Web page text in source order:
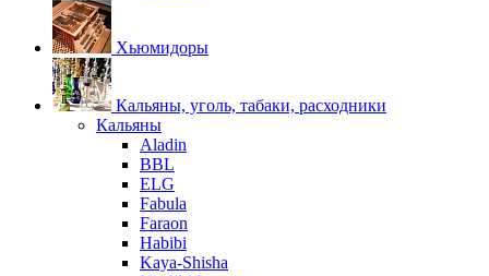
Хьюмидоры
Кальяны, уголь, табаки, расходники
Кальяны
Aladin
BBL
ELG
Fabula
Faraon
Habibi
Kaya-Shisha